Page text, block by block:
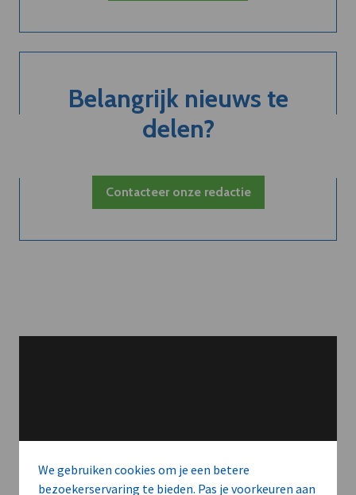
We gebruiken cookies om je een betere
bezoekerservaring te bieden. Pas je voorkeuren aan
Belangrijk nieuws te
delen?
Contacteer onze redactie